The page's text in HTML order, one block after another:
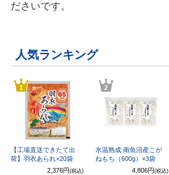
ださいです。
人気ランキング
1
【工場直送できたて出
荷】羽衣あられ×20袋
2,376円 (税込)
2
氷温熟成 南魚沼産こが
ねもち（600g）×3袋
4,806円 (税込)